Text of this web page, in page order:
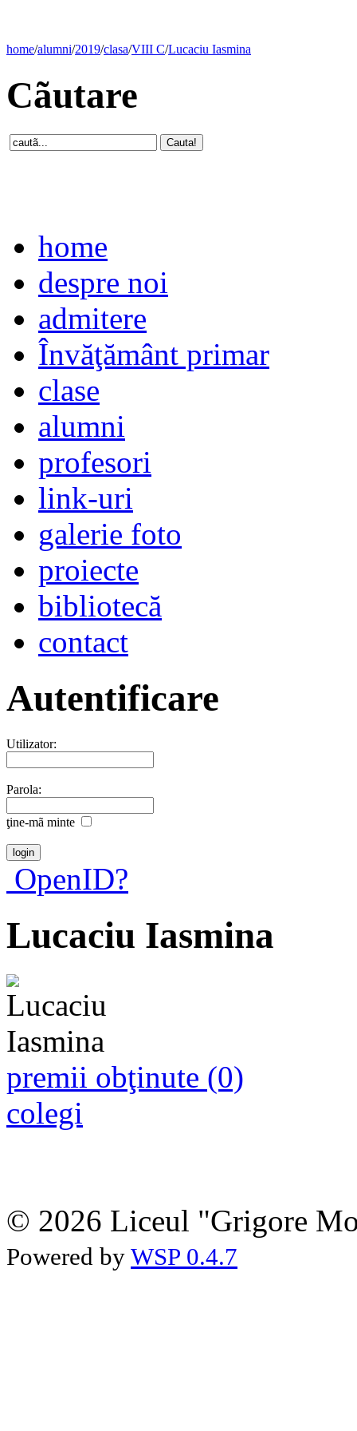
home/alumni/2019/clasa/VIII C/Lucaciu Iasmina
Cãutare
home
despre noi
admitere
Învăţământ primar
clase
alumni
profesori
link-uri
galerie foto
proiecte
bibliotecă
contact
Autentificare
Utilizator:
Parola:
ţine-mã minte
OpenID?
Lucaciu Iasmina
premii obţinute (0)
colegi
© 2026 Liceul "Grigore
Powered by WSP 0.4.7